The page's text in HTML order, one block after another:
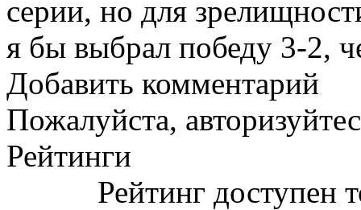
серии, но для
я бы выбрал победу 3-2,
Добавить комментарий
Пожалуйста,
Рейтинги
Рейтинг доступен